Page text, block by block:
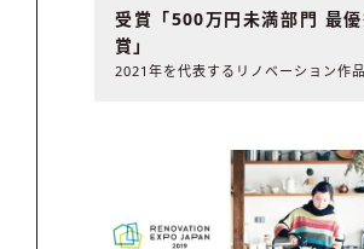
受賞「500万円未満部門 最
賞」